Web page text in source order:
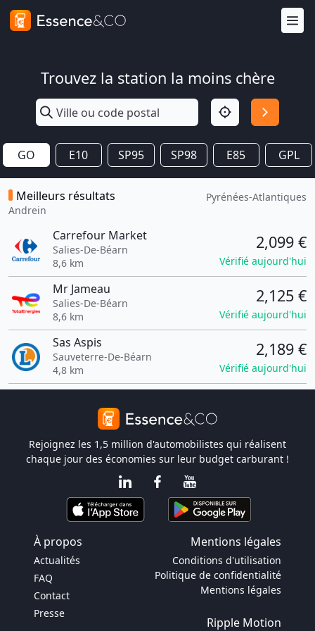
Trouvez la station la moins chère
GO E10 SP95 SP98 E85 GPL
Meilleurs résultats
Andrein
Pyrénées-Atlantiques
Carrefour Market
Salies-De-Béarn
8,6 km
2,099 €
Vérifié aujourd'hui
Mr Jameau
Salies-De-Béarn
8,6 km
2,125 €
Vérifié aujourd'hui
Sas Aspis
Sauveterre-De-Béarn
4,8 km
2,189 €
Vérifié aujourd'hui
Rejoignez les 1,5 million d'automobilistes qui réalisent
chaque jour des économies sur leur budget carburant !
À propos Mentions légales
Actualités
FAQ
Contact
Presse
Conditions d'utilisation
Politique de confidentialité
Mentions légales
Ripple Motion